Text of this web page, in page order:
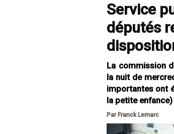
Service
députés
La commission
la nuit de
importantes ont
la petite
Par Franck Lemarc